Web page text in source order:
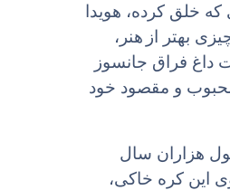
خلق کرده، هویدا
بهتر از هنر،
داغ فراق جانسوز
و مقصود خود
هزاران سال
این کره خاکی،